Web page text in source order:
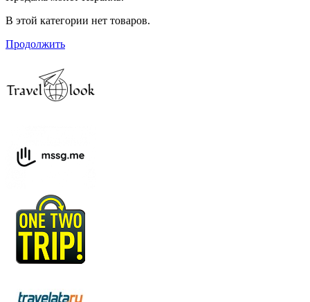
В этой категории нет товаров.
Продолжить